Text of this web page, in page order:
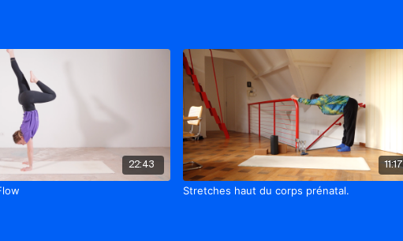
22:43 11:17
Stretches haut du corps prénatal.